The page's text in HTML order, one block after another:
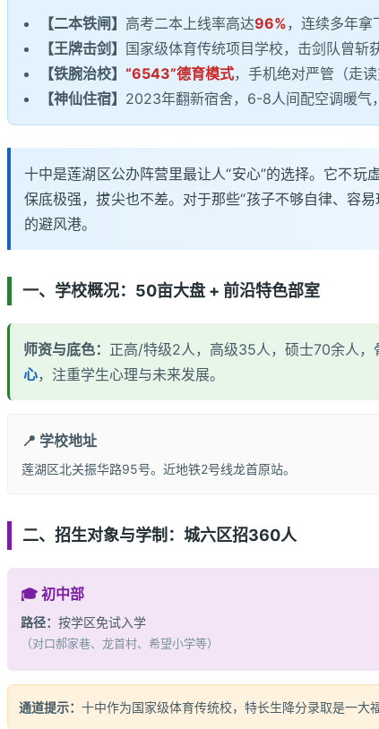
【二本铁闸】 高考二本上线率高达96% ，连续多年拿
【王牌击剑】 国家级体育传统项目学校，击剑队曾斩
【铁腕治校】 “6543”德育模式，手机绝对严管（走
【神仙住宿】 2023年翻新宿舍，6-8人间配空调暖气，
十中是莲湖区公办阵营里最让人“安心”的选择。它不玩
保底极强，拔尖也不差。对于那些“孩子不够自律、容
的避风港。
一、学校概况：50亩大盘 + 前沿特色部室
师资与底色： 正高/特级2人，高级35人，硕士70余人，
心，注重学生心理与未来发展。
📍 学校地址
莲湖区北关振华路95号。近地铁2号线龙首原站。
二、招生对象与学制：城六区招360人
🎓 初中部
路径： 按学区免试入学
（对口郝家巷、龙首村、希望小学等）
通道提示： 十中作为国家级体育传统校，特长生降分录取是一大